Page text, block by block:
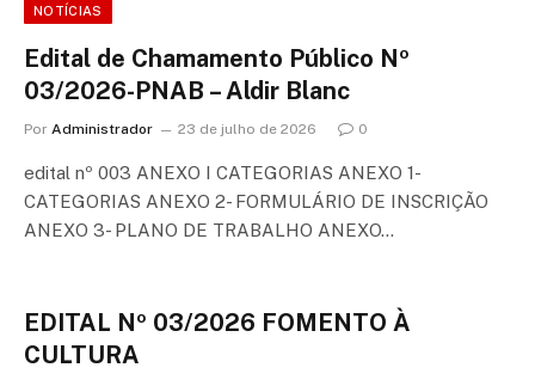
NOTÍCIAS
Edital de Chamamento Público Nº
03/2026-PNAB – Aldir Blanc
Por Administrador 23 de julho de 2026 0
edital nº 003 ANEXO I CATEGORIAS ANEXO 1-
CATEGORIAS ANEXO 2- FORMULÁRIO DE INSCRIÇÃO
ANEXO 3- PLANO DE TRABALHO ANEXO…
EDITAL Nº 03/2026 FOMENTO À
CULTURA